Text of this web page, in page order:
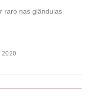
raro nas glândulas
2020